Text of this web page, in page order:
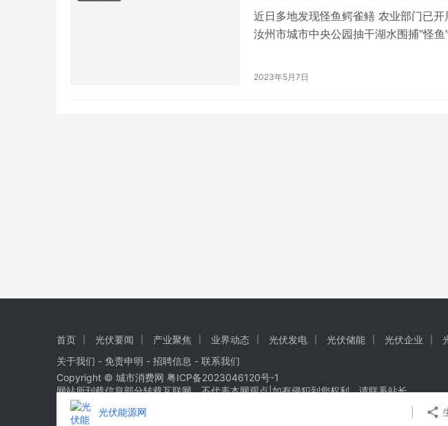
光伏能源网
近日多地发现怪鱼鳄雀鳝 农业部门已
汝州市城市中央公园抽干湖水围捕“怪
被捕获。相关直播画面显示，其间一度
2023年5月7日
首页 光伏要闻 产业聚焦 业界动态 光伏发电 光伏储能 光伏企业
关于我们 - 免责申明 - 招聘信息 - 联系我们
Copyright © 城市消费网 粤ICP备2023046120号-1
网站所刊载信息部分转载互联网，不代表本网观点|如有侵犯到您权利，请联系站长